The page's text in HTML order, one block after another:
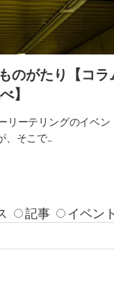
のがたり【コラ
】
リーテリングのイベン
、そこで...
記事 イベント